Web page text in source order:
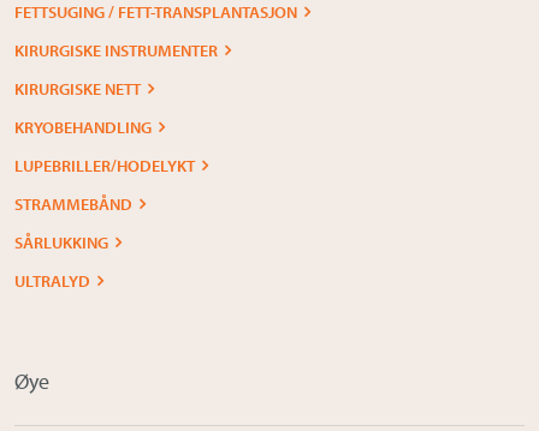
FETTSUGING / FETT-TRANSPLANTASJON
KIRURGISKE INSTRUMENTER
KIRURGISKE NETT
KRYOBEHANDLING
LUPEBRILLER/HODELYKT
STRAMMEBÅND
SÅRLUKKING
ULTRALYD
Øye